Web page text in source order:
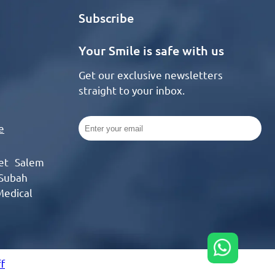
Salem
Subscribe
Your Smile is safe with us
Get our exclusive newsletters
straight to your inbox.